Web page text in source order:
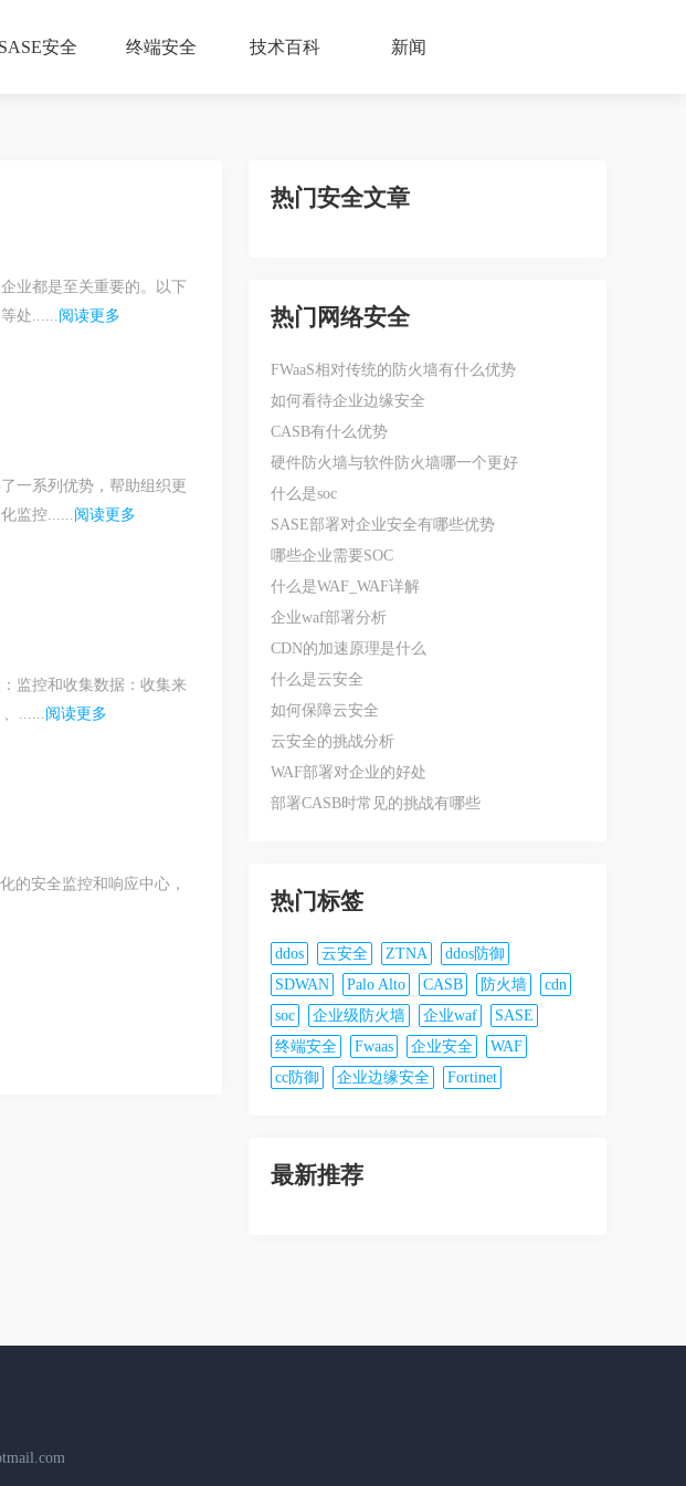
SASE安全 终端安全 技术百科 新闻
业都是至关重要的。以下
处......阅读更多
一系列优势，帮助组织更
监控......阅读更多
监控和收集数据：收集来
......阅读更多
的安全监控和响应中心，
热门安全文章
热门网络安全
FWaaS相对传统的防火墙有什么优势
如何看待企业边缘安全
CASB有什么优势
硬件防火墙与软件防火墙哪一个更好
什么是soc
SASE部署对企业安全有哪些优势
哪些企业需要SOC
什么是WAF_WAF详解
企业waf部署分析
CDN的加速原理是什么
什么是云安全
如何保障云安全
云安全的挑战分析
WAF部署对企业的好处
部署CASB时常见的挑战有哪些
热门标签
ddos 云安全 ZTNA
ddos防御
SDWAN
Palo Alto CASB 防火墙
cdn
soc
企业级防火墙 企业waf
SASE
终端安全
Fwaas 企业安全
WAF
cc防御
企业边缘安全 Fortinet
最新推荐